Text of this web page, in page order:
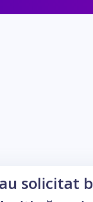
solicitat